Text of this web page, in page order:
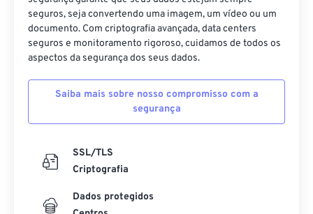
seguros, seja convertendo uma imagem, um vídeo ou um
documento. Com criptografia avançada, data centers
seguros e monitoramento rigoroso, cuidamos de todos os
aspectos da segurança dos seus dados.
Saiba mais sobre nosso compromisso com a
segurança
SSL/TLS
Criptografia
Dados protegidos